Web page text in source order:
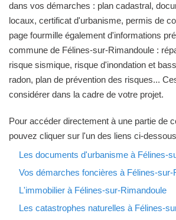
dans vos démarches : plan cadastral,
locaux, certificat d'urbanisme, permis de
page fourmille également d'informations
commune de Félines-sur-Rimandoule :
risque sismique, risque d'inondation et
radon, plan de prévention des risques...
considérer dans la cadre de votre projet.
Pour accéder directement à une partie de
pouvez cliquer sur l'un des liens ci-
Les documents d'urbanisme à Félines-
Vos démarches foncières à Félines-sur-
L'immobilier à Félines-sur-Rimandoule
Les catastrophes naturelles à Félines-